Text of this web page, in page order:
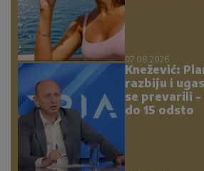
07.08.2026.
Knežević:
razbiju i
se prevarili -
do 15 odsto